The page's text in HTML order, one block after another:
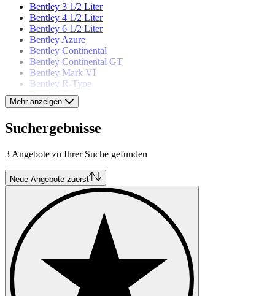
Bentley 3 1/2 Liter
Bentley 4 1/2 Liter
Bentley 6 1/2 Liter
Bentley Azure
Bentley Continental
Bentley Continental GT
Bentley Mark VI
Bentley R-Type
Bentley S 1
Bentley S 2
Bentley Turbo R
Mehr anzeigen
Suchergebnisse
3 Angebote zu Ihrer Suche gefunden
Neue Angebote zuerst